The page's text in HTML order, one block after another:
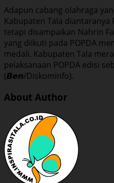
Adapun cabang olahraga
Kabupaten Tala diantaranya
tetapi disampaikan Nahrin
yang diikuti pada POPDA
medali. Kabupaten Tala
pelaksanaan POPDA edisi
(𝘽𝙚𝙣/Diskominfo).
About Author